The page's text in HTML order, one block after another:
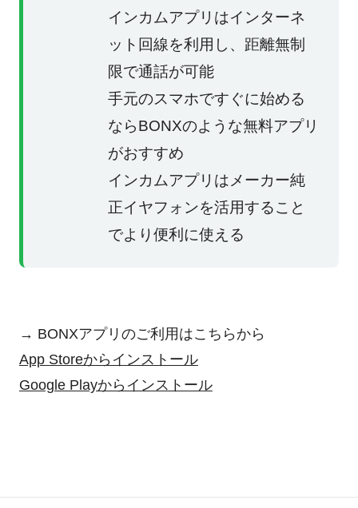
インカムアプリはインターネ
ット回線を利用し、距離無制
限で通話が可能
手元のスマホですぐに始める
ならBONXのような無料アプリ
がおすすめ
インカムアプリはメーカー純
正イヤフォンを活用すること
でより便利に使える
→ BONXアプリのご利用はこちらから
App Storeからインストール
Google Playからインストール